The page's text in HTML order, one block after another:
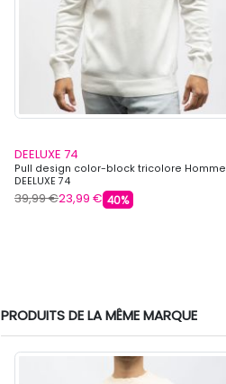
DEELUXE 74
Pull design color-block tricolore Homme
DEELUXE 74
39,99 €23,99 € 40%
PRODUITS DE LA MÊME MARQUE